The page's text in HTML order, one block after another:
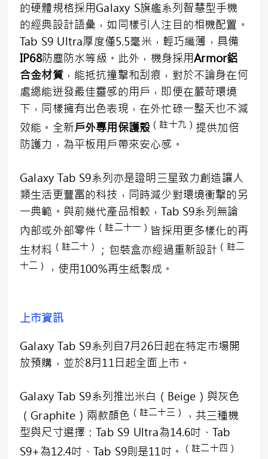
的硬體規格採用Galaxy S旗艦系列智慧型手機
的經典設計語彙，如同樣引人注目的相機配置。
Tab S9 Ultra厚度僅5.5毫米，輕巧纖薄，具備
IP68防塵防水等級。此外，機身採用Armor鋁
合金材質，能抵抗撞擊和刮痕，對於不論身在何
處總能迸發最佳靈感的用戶，即便在嚴苛環境
下，同樣擁有出色表現，在外忙碌一整天也不減
效能。全新戶外專用保護殼 （註十九） 提供加倍
防護力，為平板用戶帶來安心感。
Galaxy Tab S9系列亦是證明三星致力創造讓人
類生活更豐富的科技，同時減少對環境衝擊的另
一典範。與前幾代產品相較，Tab S9系列無論
內部或外部零件 （註二十一） 皆採用更多樣化的再
生材料 （註二十） ；包裝盒亦經過重新設計 （註二
十二）
，使用100%再生紙製成。
上市資訊
Galaxy Tab S9系列自7月26日起在特定市場開
放預購，並於8月11日起全面上市。
Galaxy Tab S9系列推出米白（Beige）與灰色
（Graphite）兩款顏色 （ 註二十三 ）
，共三種機
型與尺寸選擇：Tab S9 Ultra為14.6吋、Tab
S9+為12.4吋、Tab S9則是11吋。
（註二十四）